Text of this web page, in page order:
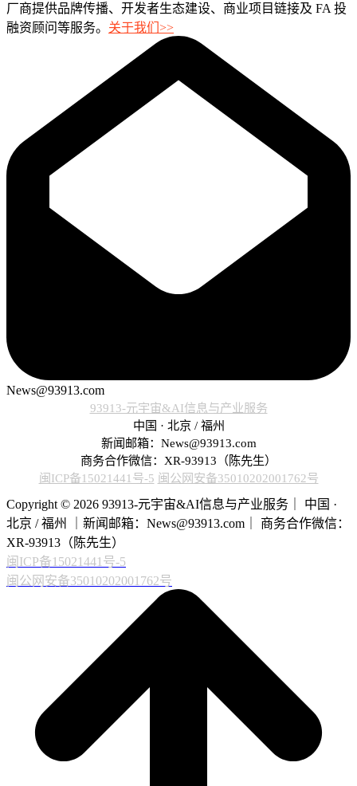
厂商提供品牌传播、开发者生态建设、商业项目链接及 FA 投
融资顾问等服务。 关于我们>>
News@93913.com
93913-元宇宙&AI信息与产业服务
中国 · 北京 / 福州
新闻邮箱：News@93913.com
商务合作微信：XR-93913（陈先生）
闽ICP备15021441号-5 闽公网安备35010202001762号
Copyright © 2026 93913-元宇宙&AI信息与产业服务｜ 中国 ·
北京 / 福州 ｜新闻邮箱：News@93913.com｜ 商务合作微信：
XR-93913（陈先生）
闽ICP备15021441号-5
闽公网安备35010202001762号